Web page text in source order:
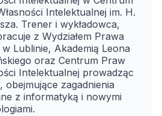
Intelektualnej im. H.
Trener i wykładowca,
z Wydziałem Prawa
Lublinie, Akademią Leona
oraz Centrum Praw
Intelektualnej prowadząc
obejmujące zagadnienia
z informatyką i nowymi